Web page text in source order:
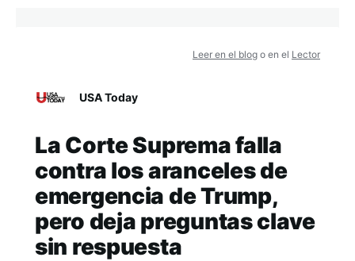
Leer en el blog o en el Lector
USA Today
La Corte Suprema falla
contra los aranceles de
emergencia de Trump,
pero deja preguntas clave
sin respuesta